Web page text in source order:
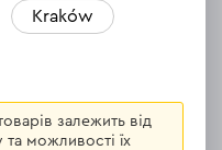
Kraków
залежить від
можливості їх